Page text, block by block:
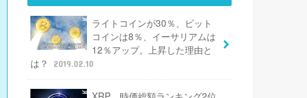
ライトコインが30％、ビット
コインは8％、イーサリアムは
12％アップ。上昇した理由と
は？
2019.02.10